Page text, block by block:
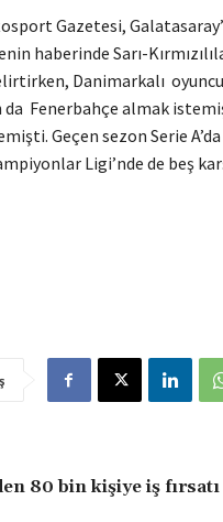
Gazetesi,
haberinde Sarı-
Danimarkalı
Fenerbahçe almak
Geçen sezon Serie
Ligi’nde de beş
80 bin kişiye iş fırsatı